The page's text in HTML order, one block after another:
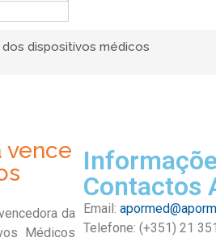
dispositivos médicos
vence
da
Médicos
Contactos
Email:
Telefone: (+351) 21